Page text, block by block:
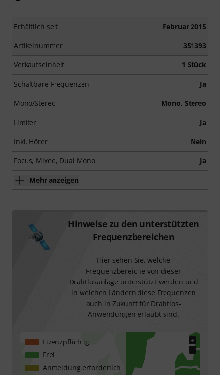
Erhältlich seit Februar 2015
Artikelnummer 351393
Verkaufseinheit 1 Stück
Schaltbare Frequenzen Ja
Mono/Stereo Mono, Stereo
Limiter Ja
Inkl. Hörer Nein
Focus, Mixed, Dual Mono Ja
Mehr anzeigen
Hinweise zu den unterstützten
Frequenzbereichen
Hier sehen Sie, welche
Frequenzbereiche von dieser
Drahtlosanlage unterstützt werden und
in welchen Ländern diese Frequenzen
auch in Zukunft für Drahtlos-
Anwendungen erlaubt sind.
+
−
Lizenzpflichtig
Frei
Anmeldung erforderlich